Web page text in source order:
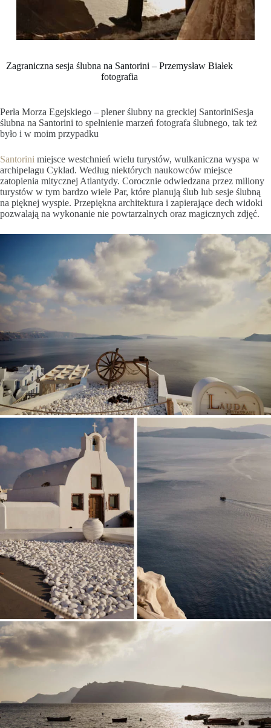
Zagraniczna sesja ślubna na Santorini – Przemysław Białek
fotografia
Perła Morza Egejskiego – plener ślubny na greckiej SantoriniSesja
ślubna na Santorini to spełnienie marzeń fotografa ślubnego, tak też
było i w moim przypadku
Santorini miejsce westchnień wielu turystów, wulkaniczna wyspa w
archipelagu Cyklad. Według niektórych naukowców miejsce
zatopienia mitycznej Atlantydy. Corocznie odwiedzana przez miliony
turystów w tym bardzo wiele Par, które planują ślub lub sesje ślubną
na pięknej wyspie. Przepiękna architektura i zapierające dech widoki
pozwalają na wykonanie nie powtarzalnych oraz magicznych zdjęć.